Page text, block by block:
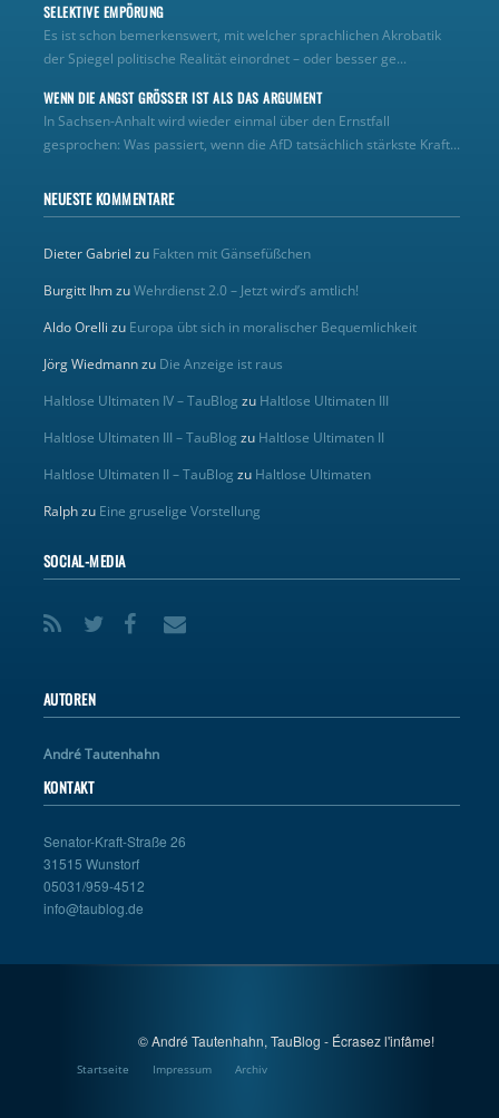
SELEKTIVE EMPÖRUNG
Es ist schon bemerkenswert, mit welcher sprachlichen Akrobatik
der Spiegel politische Realität einordnet – oder besser ge...
WENN DIE ANGST GRÖSSER IST ALS DAS ARGUMENT
In Sachsen-Anhalt wird wieder einmal über den Ernstfall
gesprochen: Was passiert, wenn die AfD tatsächlich stärkste Kraft...
NEUESTE KOMMENTARE
Dieter Gabriel zu Fakten mit Gänsefüßchen
Burgitt IhmzuWehrdienst 2.0 – Jetzt wird’s amtlich!
Aldo Orelli zu Europa übt sich in moralischer Bequemlichkeit
Jörg Wiedmannzu Die Anzeige ist raus
Haltlose Ultimaten IV – TauBlog zu Haltlose Ultimaten III
Haltlose Ultimaten III – TauBlog zu Haltlose Ultimaten II
Haltlose Ultimaten II – TauBlog zu Haltlose Ultimaten
Ralphzu Eine gruselige Vorstellung
SOCIAL-MEDIA
AUTOREN
André Tautenhahn
KONTAKT
Senator-Kraft-Straße 26
31515 Wunstorf
05031/959-4512
info@taublog.de
© André Tautenhahn, TauBlog - Écrasez l'infâme!
Startseite Impressum Archiv